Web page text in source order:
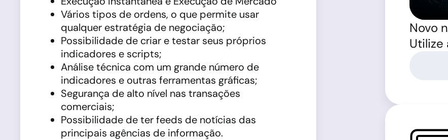
Vários tipos de ordens, o que permite usar
qualquer estratégia de negociação;
Possibilidade de criar e testar seus próprios
indicadores e scripts;
Análise técnica com um grande número de
indicadores e outras ferramentas gráficas;
Segurança de alto nível nas transações
comerciais;
Possibilidade de ter feeds de notícias das
principais agências de informação.
Novo
Utilize